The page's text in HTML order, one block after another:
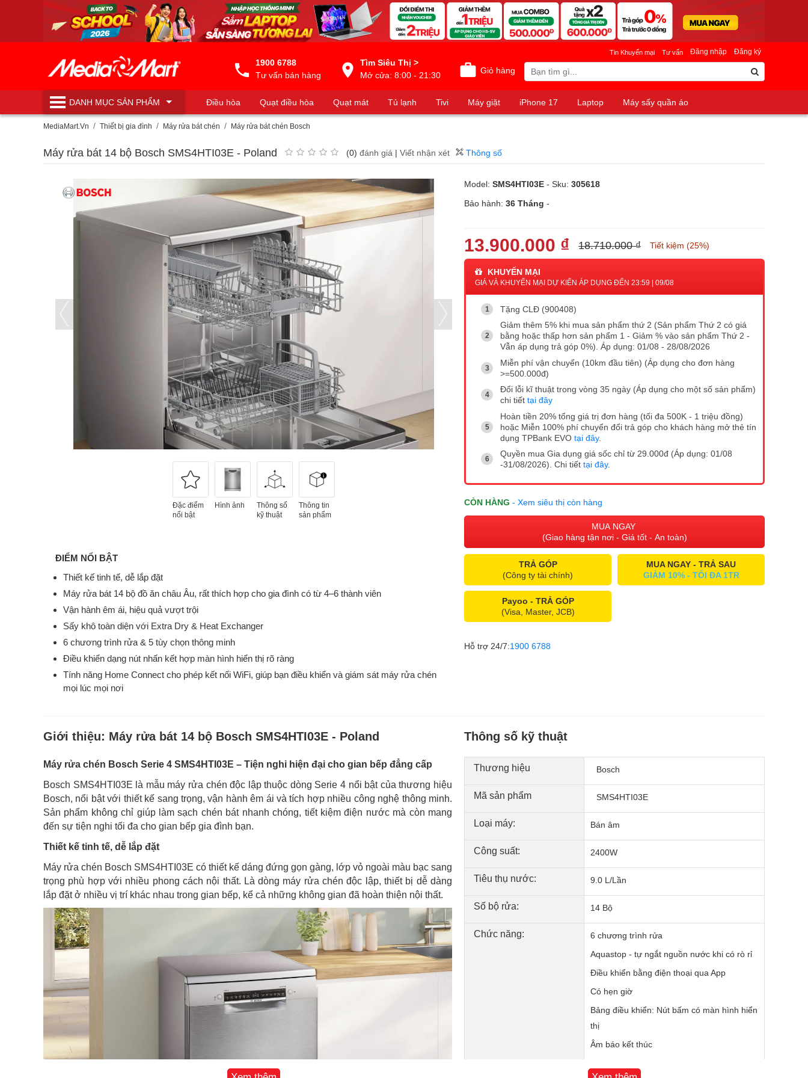
1900 6788
Tư vấn bán hàng
Tìm Siêu Thị >
Mở cửa: 8:00 - 21:30
Giỏ hàng
Đăng nhập Đăng ký
Tin Khuyến mại Tư vấn
DANH MỤCSẢN PHẨM Điều hòa Quạt điều hòa Quạt mát Tủ lạnh Tivi Máy giặt iPhone 17 Laptop
Máy sấy quần áo
Máy lọc nước
MediaMart.Vn Thiết bị gia đình Máy rửa bát chén Máy rửa bát chén Bosch
Máy rửa bát 14 bộ Bosch SMS4HTI03E - Poland (0) đánh giá | Viết nhận xét Thông số
Đặc điểm
nổi bật
Hình ảnh
Thông số
kỹ thuật
Thông tin
sản phẩm
ĐIỂM NỔI BẬT
Thiết kế tinh tế, dễ lắp đặt
Máy rửa bát 14 bộ đồ ăn châu Âu, rất thích hợp cho gia đình có từ 4–6 thành viên
Vận hành êm ái, hiệu quả vượt trội
Sấy khô toàn diện với Extra Dry & Heat Exchanger
6 chương trình rửa & 5 tùy chọn thông minh
Điều khiển dạng nút nhấn kết hợp màn hình hiển thị rõ ràng
Tính năng Home Connect cho phép kết nối WiFi, giúp bạn điều khiển và giám sát máy rửa chén
mọi lúc mọi nơi
Model: SMS4HTI03E - Sku: 305618
Bảo hành: 36 Tháng -
13.900.000 ₫ 18.710.000 ₫ Tiết kiệm (25%)
KHUYẾN MẠI
GIÁ VÀ KHUYẾN MẠI DỰ KIẾN ÁP DỤNG ĐẾN 23:59 | 09/08
Tặng CLĐ (900408)
Giảm thêm 5% khi mua sản phẩm thứ 2 (Sản phẩm Thứ 2 có giá
bằng hoặc thấp hơn sản phẩm 1 - Giảm % vào sản phẩm Thứ 2 -
Vẫn áp dụng trả góp 0%). Áp dụng: 01/08 - 28/08/2026
Miễn phí vận chuyển (10km đầu tiên) (Áp dụng cho đơn hàng
>=500.000đ)
Đổi lỗi kĩ thuật trong vòng 35 ngày (Áp dụng cho một số sản phẩm)
chi tiết tại đây
Hoàn tiền 20% tổng giá trị đơn hàng (tối đa 500K - 1 triệu đồng)
hoặc Miễn 100% phí chuyển đổi trả góp cho khách hàng mở thẻ tín
dụng TPBank EVO tại đây.
Quyền mua Gia dụng giá sốc chỉ từ 29.000đ (Áp dụng: 01/08
-31/08/2026). Chi tiết tại đây.
CÒN HÀNG - Xem siêu thị còn hàng
MUA NGAY
(Giao hàng tận nơi - Giá tốt - An toàn)
TRẢ GÓP
(Công ty tài chính)
MUA NGAY - TRẢ SAU
GIẢM 10% - TỐI ĐA 1TR
Payoo - TRẢ GÓP
(Visa, Master, JCB)
Hỗ trợ 24/7:1900 6788
Giới thiệu: Máy rửa bát 14 bộ Bosch SMS4HTI03E - Poland
Máy rửa chén Bosch Serie 4 SMS4HTI03E – Tiện nghi hiện đại cho gian bếp đẳng cấp
Bosch SMS4HTI03E là mẫu máy rửa chén độc lập thuộc dòng Serie 4 nổi bật của thương hiệu
Bosch, nổi bật với thiết kế sang trọng, vận hành êm ái và tích hợp nhiều công nghệ thông minh.
Sản phẩm không chỉ giúp làm sạch chén bát nhanh chóng, tiết kiệm điện nước mà còn mang
đến sự tiện nghi tối đa cho gian bếp gia đình bạn.
Thiết kế tinh tế, dễ lắp đặt
Máy rửa chén Bosch SMS4HTI03E có thiết kế dáng đứng gọn gàng, lớp vỏ ngoài màu bạc sang
trọng phù hợp với nhiều phong cách nội thất. Là dòng máy rửa chén độc lập, thiết bị dễ dàng
lắp đặt ở nhiều vị trí khác nhau trong gian bếp, kể cả những không gian đã hoàn thiện nội thất.
Thông số kỹ thuật
Thương hiệu Bosch
Mã sản phẩm SMS4HTI03E
Loại máy: Bán âm
Công suất: 2400W
Tiêu thụ nước: 9.0 L/Lần
Số bộ rửa: 14 Bộ
Chức năng:
6 chương trình rửa
Aquastop - tự ngắt nguồn nước khi có rò rỉ
Điều khiển bằng điện thoại qua App
Có hẹn giờ
Bảng điều khiển: Nút bấm có màn hình hiển
thị
Âm báo kết thúc